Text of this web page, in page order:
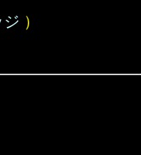
ジ ）